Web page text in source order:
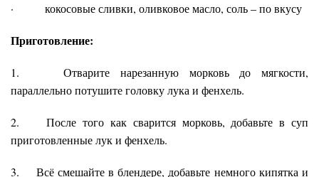
· кокосовые сливки, оливковое масло, соль – по вкусу
Приготовление:
1. Отварите нарезанную морковь до мягкости,
параллельно потушите головку лука и фенхель.
2. После того как сварится морковь, добавьте в суп
приготовленные лук и фенхель.
3. Всё смешайте в блендере, добавьте немного кипятка и